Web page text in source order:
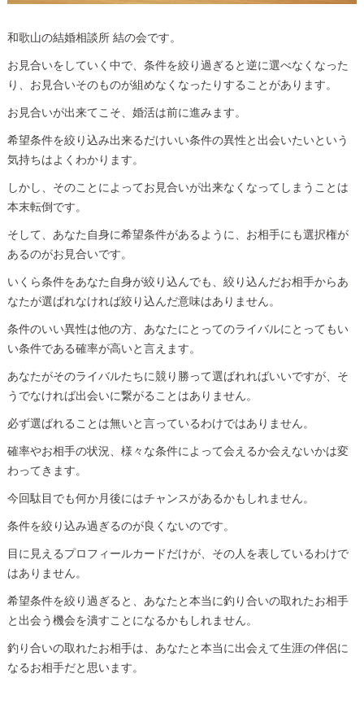
和歌山の結婚相談所 結の会です。
お見合いをしていく中で、条件を絞り過ぎると逆に選べなくなった
り、お見合いそのものが組めなくなったりすることがあります。
お見合いが出来てこそ、婚活は前に進みます。
希望条件を絞り込み出来るだけいい条件の異性と出会いたいという
気持ちはよくわかります。
しかし、そのことによってお見合いが出来なくなってしまうことは
本末転倒です。
そして、あなた自身に希望条件があるように、お相手にも選択権が
あるのがお見合いです。
いくら条件をあなた自身が絞り込んでも、絞り込んだお相手からあ
なたが選ばれなければ絞り込んだ意味はありません。
条件のいい異性は他の方、あなたにとってのライバルにとってもい
い条件である確率が高いと言えます。
あなたがそのライバルたちに競り勝って選ばれればいいですが、そ
うでなければ出会いに繋がることはありません。
必ず選ばれることは無いと言っているわけではありません。
確率やお相手の状況、様々な条件によって会えるか会えないかは変
わってきます。
今回駄目でも何か月後にはチャンスがあるかもしれません。
条件を絞り込み過ぎるのが良くないのです。
目に見えるプロフィールカードだけが、その人を表しているわけで
はありません。
希望条件を絞り過ぎると、あなたと本当に釣り合いの取れたお相手
と出会う機会を潰すことになるかもしれません。
釣り合いの取れたお相手は、あなたと本当に出会えて生涯の伴侶に
なるお相手だと思います。